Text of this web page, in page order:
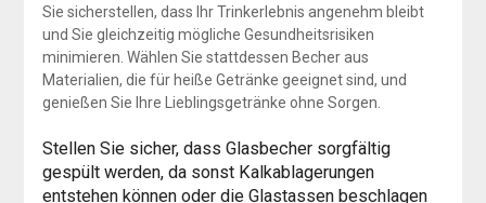
Sie sicherstellen, dass Ihr Trinkerlebnis angenehm bleibt
und Sie gleichzeitig mögliche Gesundheitsrisiken
minimieren. Wählen Sie stattdessen Becher aus
Materialien, die für heiße Getränke geeignet sind, und
genießen Sie Ihre Lieblingsgetränke ohne Sorgen.
Stellen Sie sicher, dass Glasbecher sorgfältig
gespült werden, da sonst Kalkablagerungen
entstehen können oder die Glastassen beschlagen